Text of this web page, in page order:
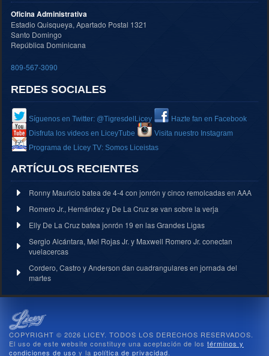
Oficina Administrativa
Estadio Quisqueya, Apartado Postal 1321
Santo Domingo
República Dominicana
809-567-3090
REDES SOCIALES
Síguenos en Twitter: @TigresdelLicey
Hazte fan en Facebook
Disfruta los videos en LiceyTube
Visita nuestro Instagram
Programa de Licey TV: Somos Liceistas
ARTÍCULOS RECIENTES
Ronny Mauricio batea de 4-4 con jonrón y cinco remolcadas en AAA
Romero Jr., Hernández y De La Cruz se van sobre la verja
Elly De La Cruz batea jonrón 19 en las Grandes Ligas
Sergio Alcántara, Mel Rojas Jr. y Maxwell Romero Jr. conectan
vuelacercas
Cordero, Castro y Anderson dan cuadrangulares en jornada del
martes
COPYRIGHT © 2026 LICEY. TODOS LOS DERECHOS RESERVADOS.
El uso de este website constituye una aceptación de los términos y
condiciones de uso y la política de privacidad